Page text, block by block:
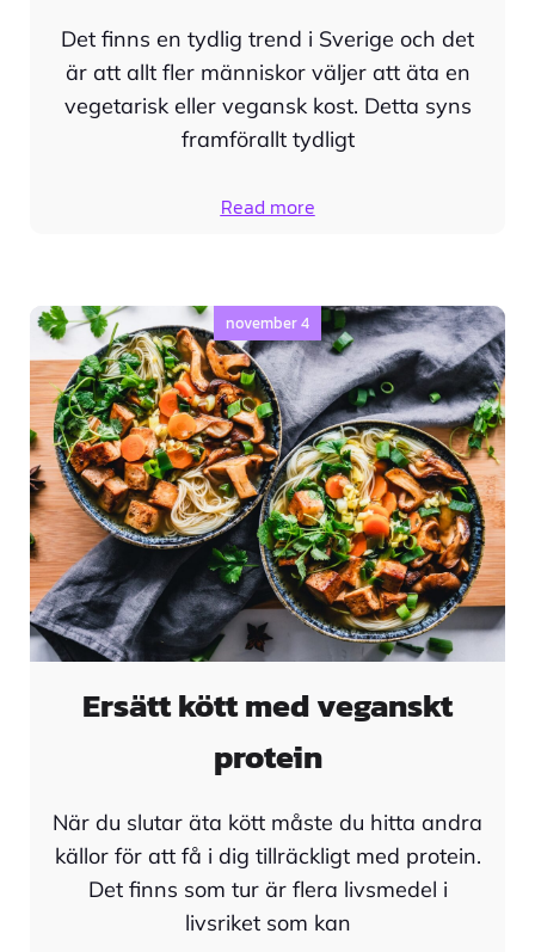
Det finns en tydlig trend i Sverige och det
är att allt fler människor väljer att äta en
vegetarisk eller vegansk kost. Detta syns
framförallt tydligt
Read more
november 4
Ersätt kött med veganskt
protein
När du slutar äta kött måste du hitta andra
källor för att få i dig tillräckligt med protein.
Det finns som tur är flera livsmedel i
livsriket som kan